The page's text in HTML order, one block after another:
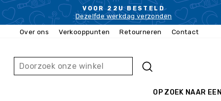
Ga
naar
inhoud
VOOR 22U BESTELD
Dezelfde werkdag verzonden
Over ons
Verkooppunten Retourneren Contact
OP ZOEK NAAR